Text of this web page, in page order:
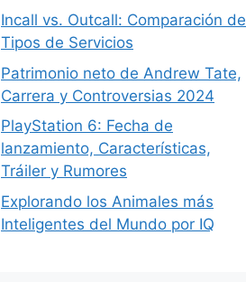
Incall vs. Outcall: Comparación de
Tipos de Servicios
Patrimonio neto de Andrew Tate,
Carrera y Controversias 2024
PlayStation 6: Fecha de
lanzamiento, Características,
Tráiler y Rumores
Explorando los Animales más
Inteligentes del Mundo por IQ